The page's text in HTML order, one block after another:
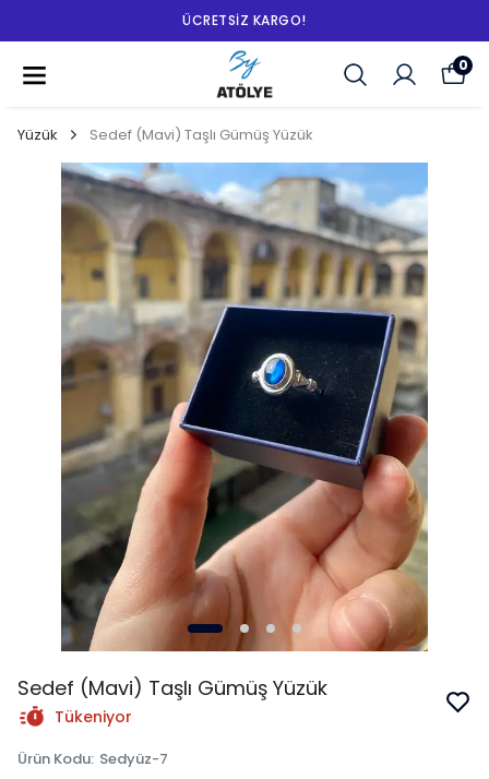
ÜCRETSIZ KARGO!
0
Yüzük Sedef (Mavi) Taşlı Gümüş Yüzük
Sedef (Mavi) Taşlı Gümüş Yüzük
Tükeniyor
Ürün Kodu: Sedyüz-7